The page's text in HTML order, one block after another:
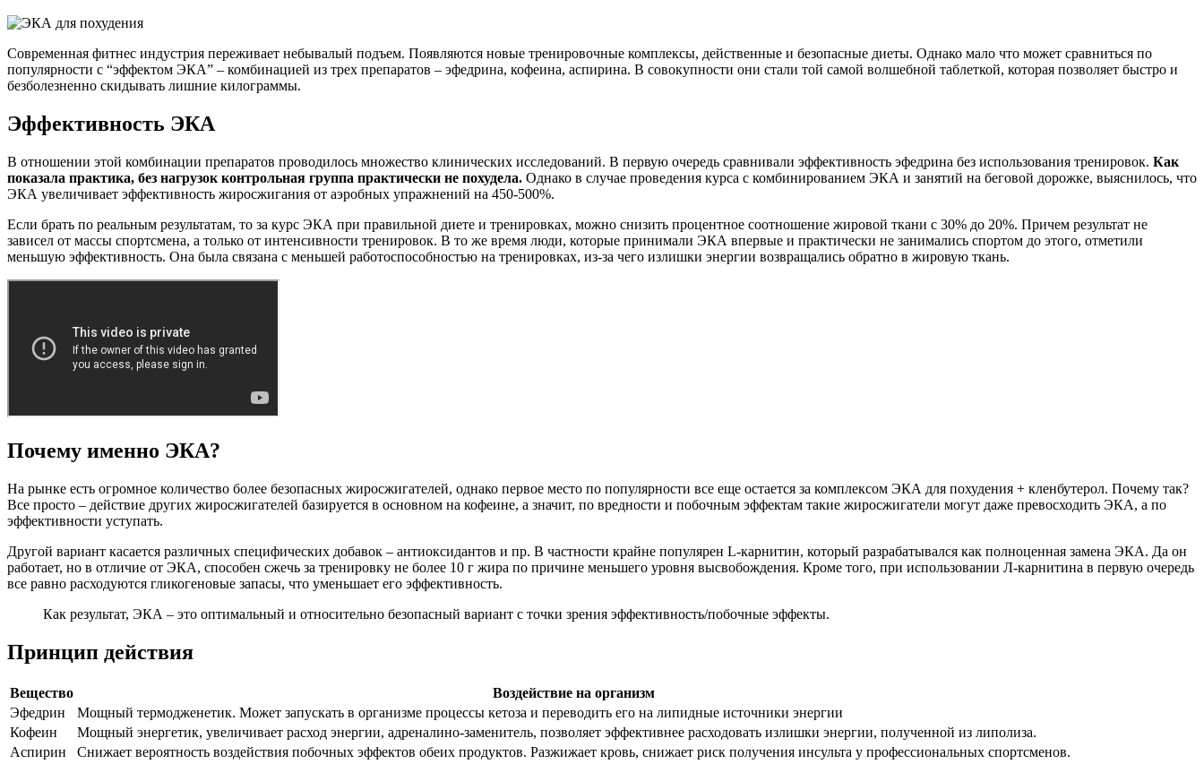
Современная фитнес индустрия переживает небывалый подъем. Появляются новые тренировочные комплексы, действенные и безопасные диеты. Однако мало что может сравниться по
популярности с “эффектом ЭКА” – комбинацией из трех препаратов – эфедрина, кофеина, аспирина. В совокупности они стали той самой волшебной таблеткой, которая позволяет быстро и
безболезненно скидывать лишние килограммы.
Эффективность ЭКА
В отношении этой комбинации препаратов проводилось множество клинических исследований. В первую очередь сравнивали эффективность эфедрина без использования тренировок. Как
показала практика, без нагрузок контрольная группа практически не похудела. Однако в случае проведения курса с комбинированием ЭКА и занятий на беговой дорожке, выяснилось, что
ЭКА увеличивает эффективность жиросжигания от аэробных упражнений на 450-500%.
Если брать по реальным результатам, то за курс ЭКА при правильной диете и тренировках, можно снизить процентное соотношение жировой ткани с 30% до 20%. Причем результат не
зависел от массы спортсмена, а только от интенсивности тренировок. В то же время люди, которые принимали ЭКА впервые и практически не занимались спортом до этого, отметили
меньшую эффективность. Она была связана с меньшей работоспособностью на тренировках, из-за чего излишки энергии возвращались обратно в жировую ткань.
Почему именно ЭКА?
На рынке есть огромное количество более безопасных жиросжигателей, однако первое место по популярности все еще остается за комплексом ЭКА для похудения + кленбутерол. Почему так?
Все просто – действие других жиросжигателей базируется в основном на кофеине, а значит, по вредности и побочным эффектам такие жиросжигатели могут даже превосходить ЭКА, а по
эффективности уступать.
Другой вариант касается различных специфических добавок – антиоксидантов и пр. В частности крайне популярен L-карнитин, который разрабатывался как полноценная замена ЭКА. Да он
работает, но в отличие от ЭКА, способен сжечь за тренировку не более 10 г жира по причине меньшего уровня высвобождения. Кроме того, при использовании Л-карнитина в первую очередь
все равно расходуются гликогеновые запасы, что уменьшает его эффективность.
Как результат, ЭКА – это оптимальный и относительно безопасный вариант с точки зрения эффективность/побочные эффекты.
Принцип действия
Вещество
Воздействие на организм
Эфедрин
Мощный термодженетик. Может запускать в организме процессы кетоза и переводить его на липидные источники энергии
Кофеин
Мощный энергетик, увеличивает расход энергии, адреналино-заменитель, позволяет эффективнее расходовать излишки энергии, полученной из липолиза.
Аспирин
Снижает вероятность воздействия побочных эффектов обеих продуктов. Разжижает кровь, снижает риск получения инсульта у профессиональных спортсменов.